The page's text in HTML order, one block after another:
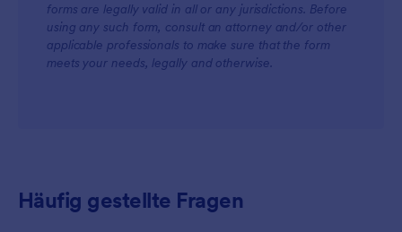
forms are legally valid in all or any jurisdictions. Before
using any such form, consult an attorney and/or other
applicable professionals to make sure that the form
meets your needs, legally and otherwise.
Häufig gestellte Fragen